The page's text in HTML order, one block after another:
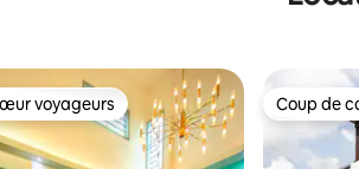
voyageurs
voyageurs Coup de
Coup de